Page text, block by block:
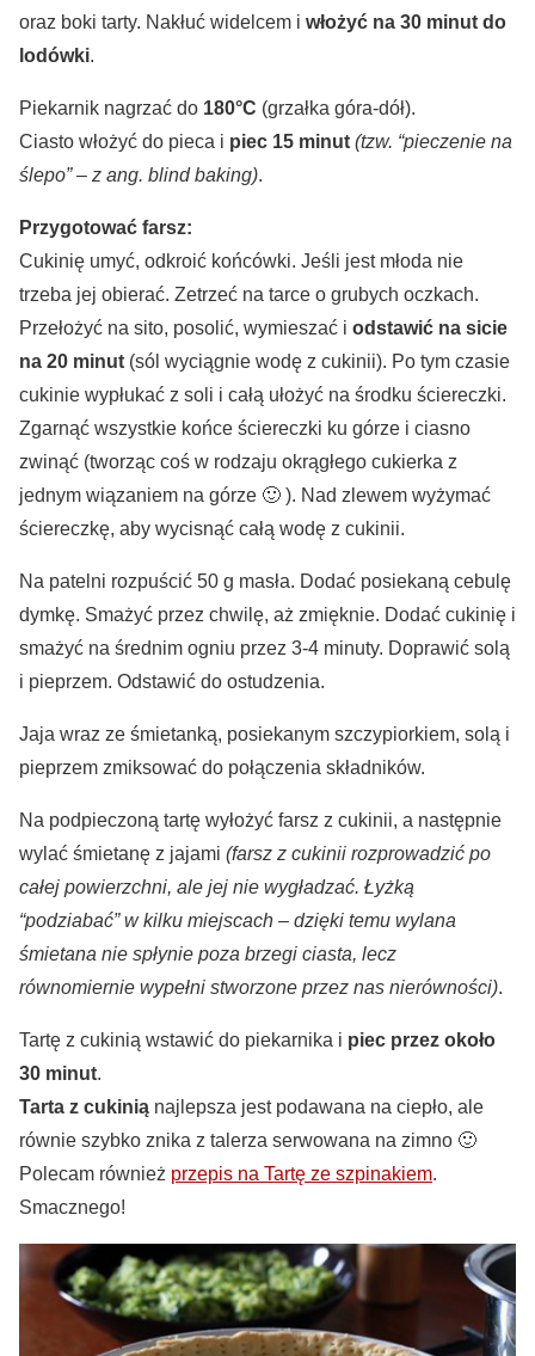
oraz boki tarty. Nakłuć widelcem i włożyć na 30 minut do
lodówki.
Piekarnik nagrzać do 180°C (grzałka góra-dół).
Ciasto włożyć do pieca i piec 15 minut (tzw. “pieczenie na
ślepo” – z ang. blind baking).
Przygotować farsz:
Cukinię umyć, odkroić końcówki. Jeśli jest młoda nie
trzeba jej obierać. Zetrzeć na tarce o grubych oczkach.
Przełożyć na sito, posolić, wymieszać i odstawić na sicie
na 20 minut (sól wyciągnie wodę z cukinii). Po tym czasie
cukinie wypłukać z soli i całą ułożyć na środku ściereczki.
Zgarnąć wszystkie końce ściereczki ku górze i ciasno
zwinąć (tworząc coś w rodzaju okrągłego cukierka z
jednym wiązaniem na górze 🙂 ). Nad zlewem wyżymać
ściereczkę, aby wycisnąć całą wodę z cukinii.
Na patelni rozpuścić 50 g masła. Dodać posiekaną cebulę
dymkę. Smażyć przez chwilę, aż zmięknie. Dodać cukinię i
smażyć na średnim ogniu przez 3-4 minuty. Doprawić solą
i pieprzem. Odstawić do ostudzenia.
Jaja wraz ze śmietanką, posiekanym szczypiorkiem, solą i
pieprzem zmiksować do połączenia składników.
Na podpieczoną tartę wyłożyć farsz z cukinii, a następnie
wylać śmietanę z jajami (farsz z cukinii rozprowadzić po
całej powierzchni, ale jej nie wygładzać. Łyżką
“podziabać” w kilku miejscach – dzięki temu wylana
śmietana nie spłynie poza brzegi ciasta, lecz
równomiernie wypełni stworzone przez nas nierówności).
Tartę z cukinią wstawić do piekarnika i piec przez około
30 minut.
Tarta z cukinią najlepsza jest podawana na ciepło, ale
równie szybko znika z talerza serwowana na zimno 🙂
Polecam również przepis na Tartę ze szpinakiem.
Smacznego!